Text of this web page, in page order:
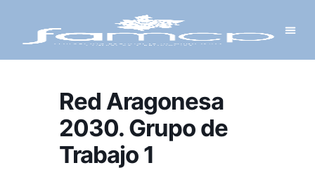
Red Aragonesa
2030. Grupo de
Trabajo 1